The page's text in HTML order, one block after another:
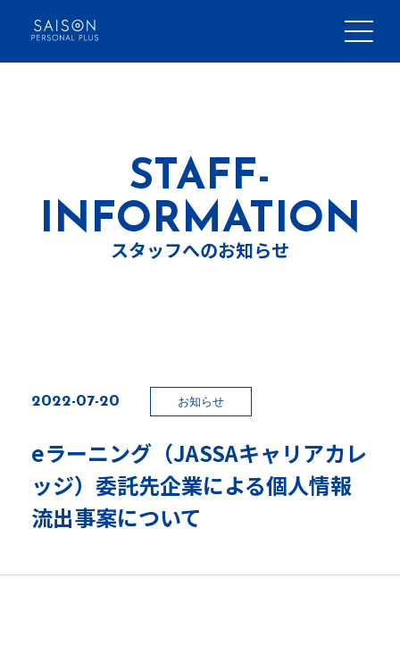
代表メッセージ
人材をお探しの方へ
人材派遣
人材紹介
STAFF-
INFORMATION
スタッフへのお知らせ
2022-07-20 お知らせ
eラーニング（JASSAキャリアカレ
ッジ）委託先企業による個人情報
流出事案について